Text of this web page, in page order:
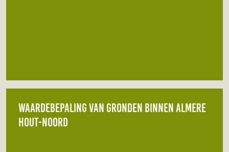
Waardebepaling van gronden binnen Almere
Hout-Noord